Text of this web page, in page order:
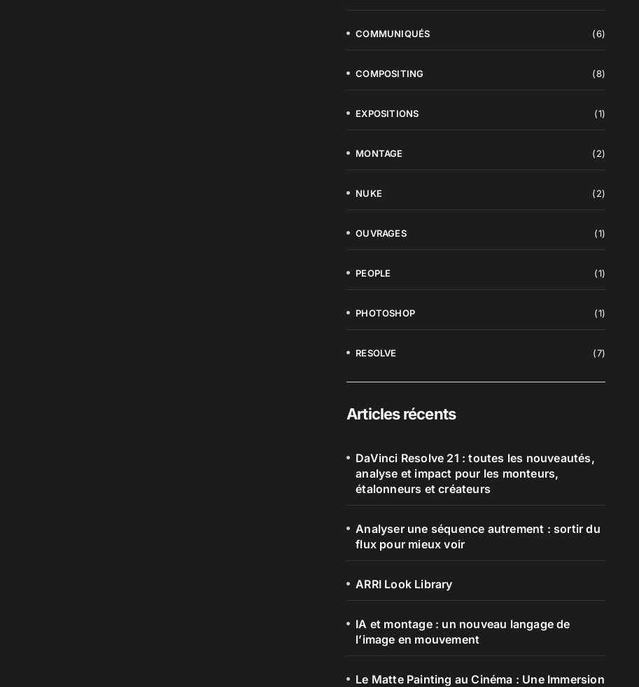
COMMUNIQUÉS (6)
COMPOSITING (8)
EXPOSITIONS (1)
MONTAGE (2)
NUKE (2)
OUVRAGES (1)
PEOPLE (1)
PHOTOSHOP (1)
RESOLVE (7)
Articles récents
DaVinci Resolve 21 : toutes les nouveautés,
analyse et impact pour les monteurs,
étalonneurs et créateurs
Analyser une séquence autrement : sortir du
flux pour mieux voir
ARRI Look Library
IA et montage : un nouveau langage de
l’image en mouvement
Le Matte Painting au Cinéma : Une Immersion